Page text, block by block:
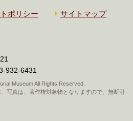
ポリシー サイトマップ
932-6431
Museum All Rights Reserved.
写真は、著作権対象物となりますので、無断引